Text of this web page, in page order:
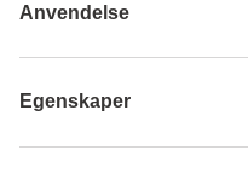
Anvendelse
Egenskaper